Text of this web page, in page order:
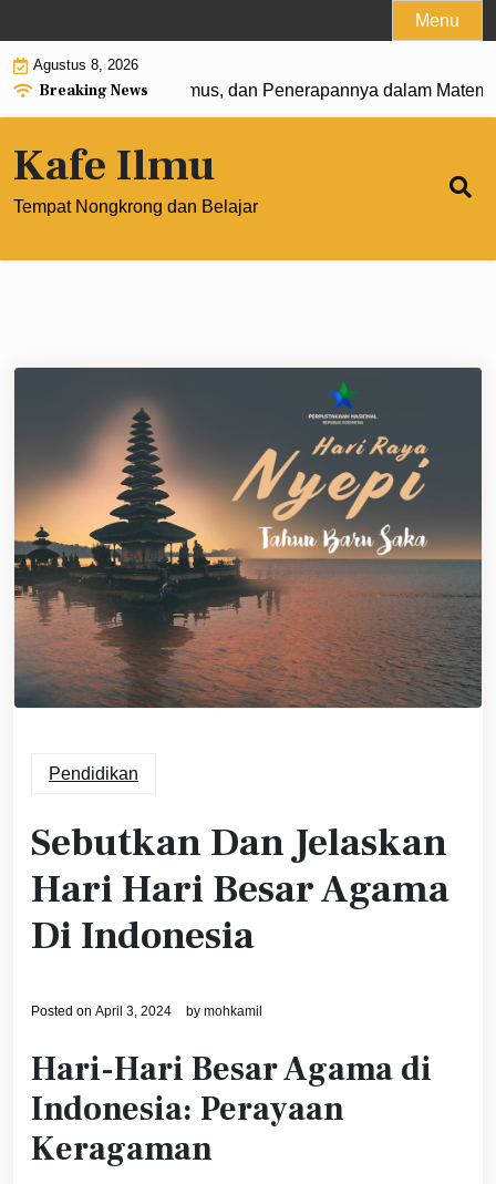
to
content
Menu
Agustus 8, 2026
Breaking News
0: Pengertian, Rumus, dan Penerapannya dalam
Kafe Ilmu
Tempat Nongkrong dan Belajar
Pendidikan
Sebutkan Dan Jelaskan
Hari Hari Besar Agama
Di Indonesia
Posted on April 3, 2024 by mohkamil
Hari-Hari Besar Agama di
Indonesia: Perayaan
Keragaman